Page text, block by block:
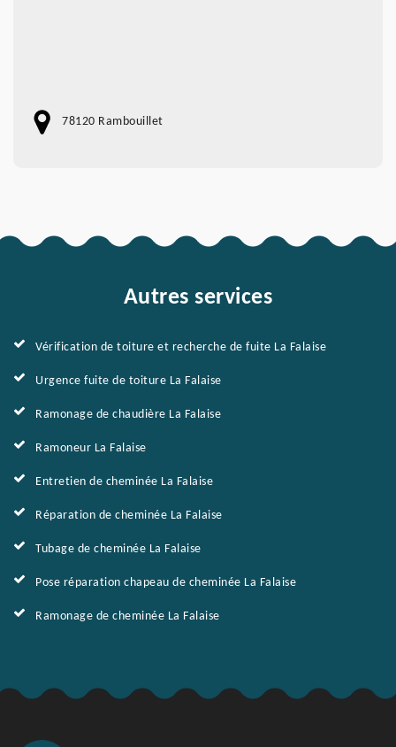
78120 Rambouillet
Autres services
Vérification de toiture et recherche de fuite La Falaise
Urgence fuite de toiture La Falaise
Ramonage de chaudière La Falaise
Ramoneur La Falaise
Entretien de cheminée La Falaise
Réparation de cheminée La Falaise
Tubage de cheminée La Falaise
Pose réparation chapeau de cheminée La Falaise
Ramonage de cheminée La Falaise